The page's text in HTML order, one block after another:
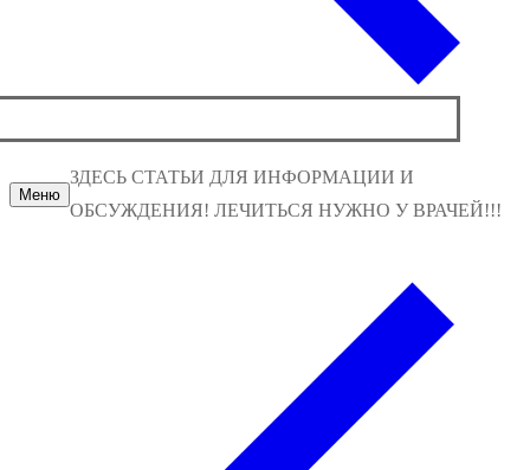
Меню
ЗДЕСЬ СТАТЬИ ДЛЯ ИНФОРМАЦИИ И
ОБСУЖДЕНИЯ! ЛЕЧИТЬСЯ НУЖНО У ВРАЧЕЙ!!!